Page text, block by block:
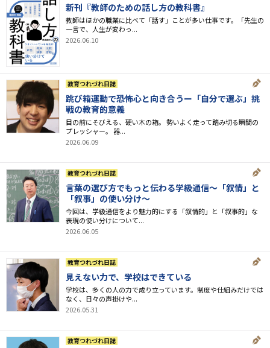
新刊『教師のための話し方の教科書』
教師はほかの職業に比べて「話す」ことが多い仕事です。「先生の
一言で、人生が変わっ...
2026.06.10
教育つれづれ日誌
跳び箱運動で恐怖心と向き合うー「自分で選ぶ」挑
戦の教育的意義
​目の前にそびえる、硬い木の箱。 勢いよく走って踏み切る瞬間の
プレッシャー。 器...
2026.06.09
教育つれづれ日誌
言葉の選び方でもっと伝わる学級通信～「叙情」と
「叙事」の使い分け～
今回は、学級通信をより魅力的にする「叙情的」と「叙事的」な
表現の使い分けについて...
2026.06.05
教育つれづれ日誌
見えない力で、学校はできている
学校は、多くの人の力で成り立っています。制度や仕組みだけでは
なく、日々の声掛けや...
2026.05.31
教育つれづれ日誌